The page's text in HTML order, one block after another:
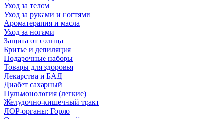
Уход за телом
Уход за руками и ногтями
Ароматерапия и масла
Уход за ногами
Защита от солнца
Бритье и депиляция
Подарочные наборы
Товары для здоровья
Лекарства и БАД
Диабет сахарный
Пульмонология (легкие)
Желудочно-кишечный тракт
ЛОР-органы: Горло